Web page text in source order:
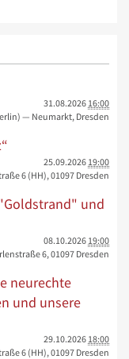
31.08.2026 16:00
— Neumarkt, Dresden
25.09.2026 19:00
6 (HH), 01097 Dresden
und
08.10.2026 19:00
6, 01097 Dresden
neurechte
und unsere
29.10.2026 18:00
6 (HH), 01097 Dresden